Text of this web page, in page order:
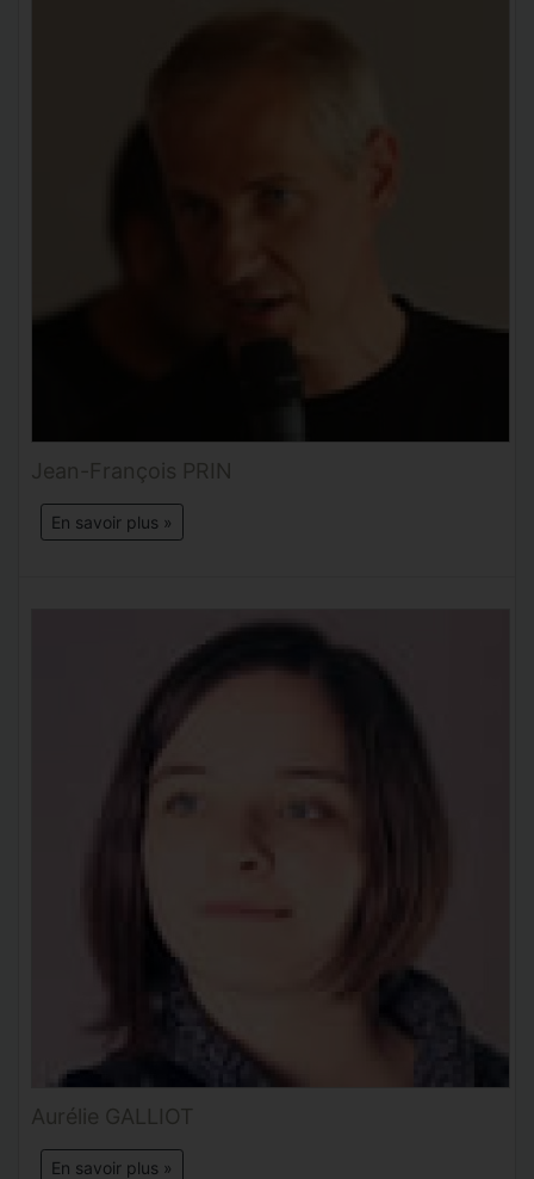
Jean-François PRIN
En savoir plus »
Aurélie GALLIOT
En savoir plus »